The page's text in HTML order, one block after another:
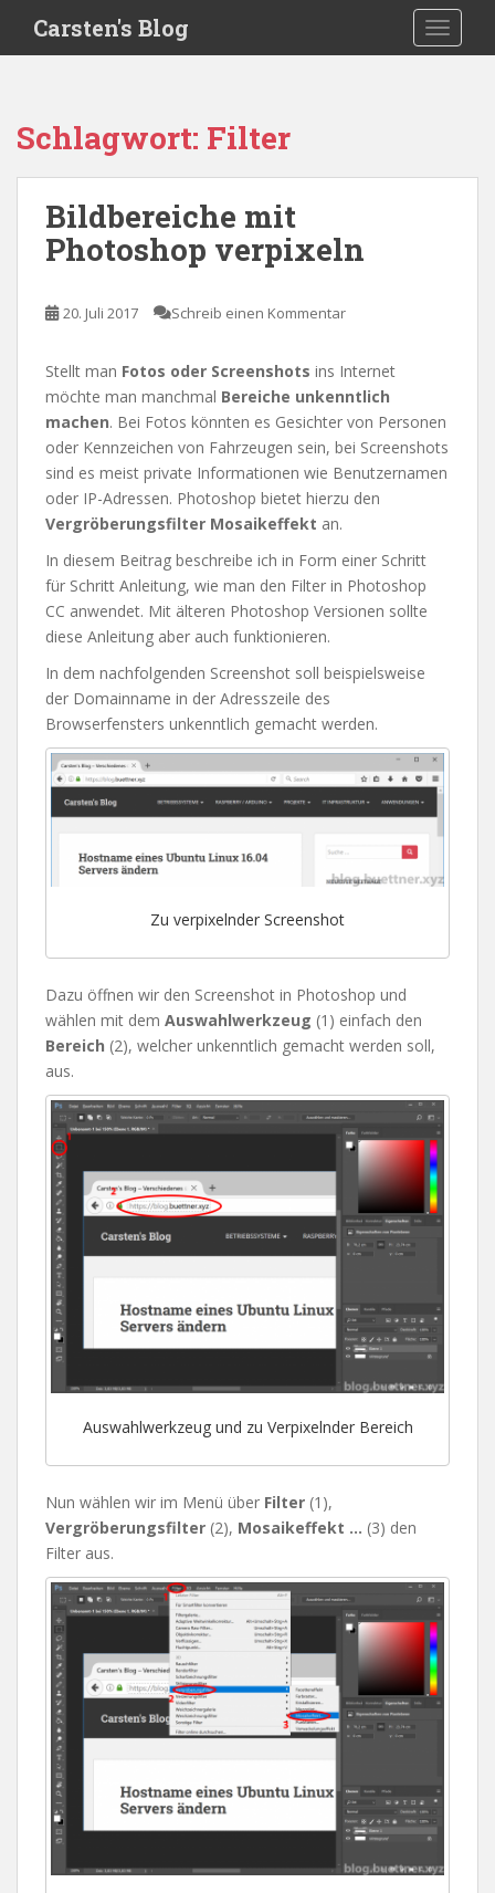
i
Carsten's Blog
Schlagwort: Filter
Bildbereiche mit
Photoshop verpixeln
20. Juli 2017 Schreib einen Kommentar
Stellt man Fotos oder Screenshots ins Internet
möchte man manchmal Bereiche unkenntlich
machen. Bei Fotos könnten es Gesichter von Personen
oder Kennzeichen von Fahrzeugen sein, bei Screenshots
sind es meist private Informationen wie Benutzernamen
oder IP-Adressen. Photoshop bietet hierzu den
Vergröberungsfilter Mosaikeffekt an.
In diesem Beitrag beschreibe ich in Form einer Schritt
für Schritt Anleitung, wie man den Filter in Photoshop
CC anwendet. Mit älteren Photoshop Versionen sollte
diese Anleitung aber auch funktionieren.
In dem nachfolgenden Screenshot soll beispielsweise
der Domainname in der Adresszeile des
Browserfensters unkenntlich gemacht werden.
Zu verpixelnder Screenshot
Dazu öffnen wir den Screenshot in Photoshop und
wählen mit dem Auswahlwerkzeug (1) einfach den
Bereich (2), welcher unkenntlich gemacht werden soll,
aus.
Auswahlwerkzeug und zu Verpixelnder Bereich
Nun wählen wir im Menü über Filter (1),
Vergröberungsfilter (2), Mosaikeffekt … (3) den
Filter aus.